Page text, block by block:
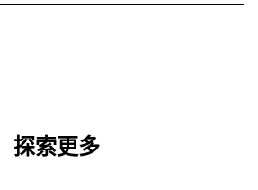
探索更多